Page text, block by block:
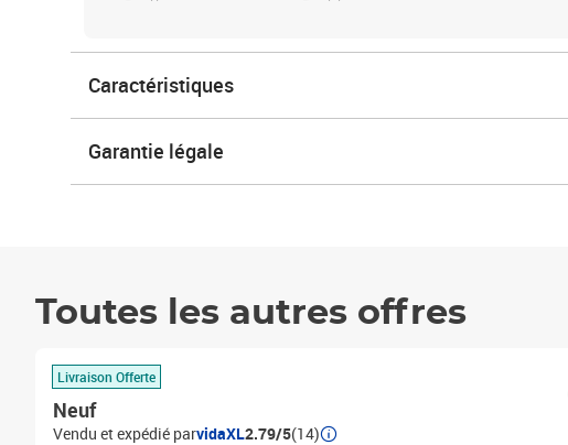
Caractéristiques
Garantie légale
Toutes les autres offres
Livraison Offerte
Neuf
Vendu et expédié parvidaXL2.79/5(14)